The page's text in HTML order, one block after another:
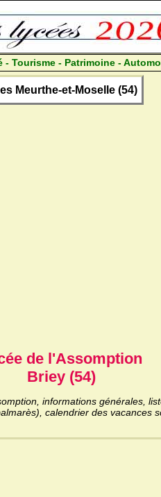
- Tourisme - Patrimoine -
Meurthe-et-Moselle (54)
de l'Assomption
Briey (54)
informations générales,
calendrier des vacances